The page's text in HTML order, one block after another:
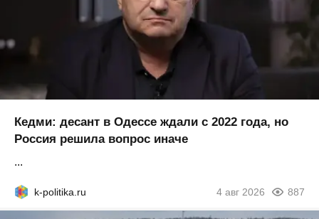
Кедми: десант в Одессе ждали с 2022 года, но
Россия решила вопрос иначе
...
k-politika.ru 4 авг 2026 887